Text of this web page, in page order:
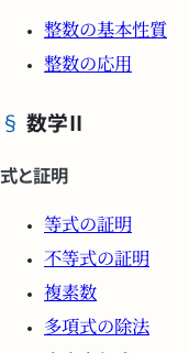
整数の基本性質
整数の応用
数学II
式と証明
等式の証明
不等式の証明
複素数
多項式の除法